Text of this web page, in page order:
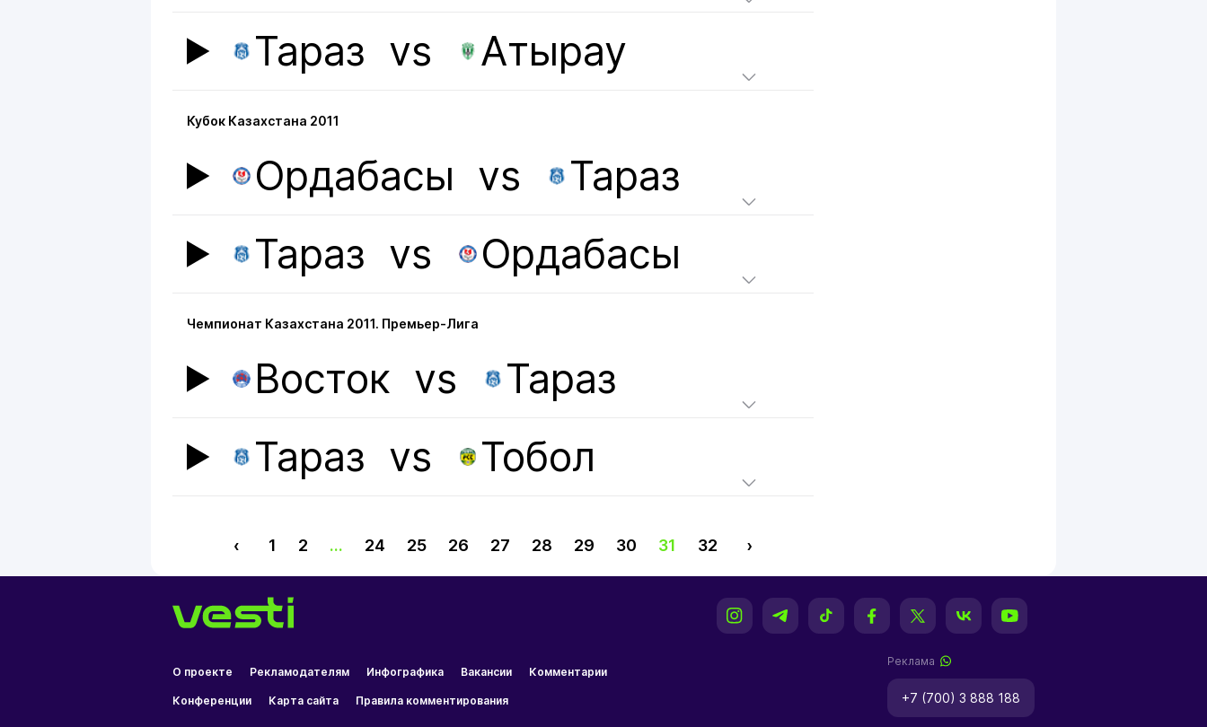
Тараз vs Атырау
Кубок Казахстана 2011
Ордабасы vs
Тараз
Тараз vs Ордабасы
Чемпионат Казахстана 2011. Премьер-Лига
Восток vs
Тараз
Тараз vs Тобол
‹ 1 2 ... 24 25 26 27 28 29 30 31 32 ›
О проекте Рекламодателям Инфографика Вакансии Комментарии
Конференции Карта сайта Правила комментирования
Реклама
+7 (700) 3 888 188